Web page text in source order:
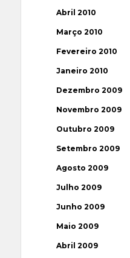
Abril 2010
Março 2010
Fevereiro 2010
Janeiro 2010
Dezembro 2009
Novembro 2009
Outubro 2009
Setembro 2009
Agosto 2009
Julho 2009
Junho 2009
Maio 2009
Abril 2009